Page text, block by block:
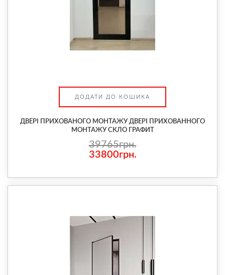
ДОДАТИ ДО КОШИКА
ДВЕРІ ПРИХОВАНОГО МОНТАЖУ ДВЕРІ ПРИХОВАННОГО
МОНТАЖУ СКЛО ГРАФИТ
39765грн.
33800грн.